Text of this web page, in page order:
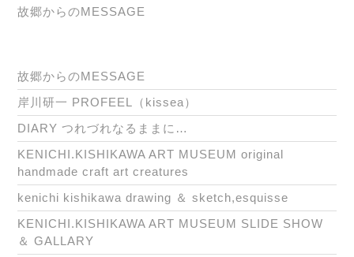
故郷からのMESSAGE
故郷からのMESSAGE
岸川研一 PROFEEL（kissea）
DIARY つれづれなるままに…
KENICHI.KISHIKAWA ART MUSEUM original
handmade craft art creatures
kenichi kishikawa drawing ＆ sketch,esquisse
KENICHI.KISHIKAWA ART MUSEUM SLIDE SHOW
＆ GALLARY